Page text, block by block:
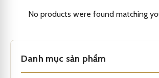
No products were found matching
Danh mục sản phẩm